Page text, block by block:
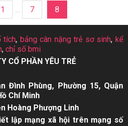
1 7 8
tích, bảng cân nặng trẻ sơ sinh,kể
, chỉ số bmi
CỔ PHẦN YÊU TRẺ
Đình Phùng, Phường 15, Quận
Chí Minh
Hoàng Phượng Linh
lập mạng xã hội trên mạng số